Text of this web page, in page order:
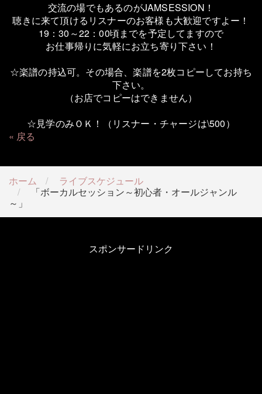
交流の場でもあるのがJAMSESSION！
聴きに来て頂けるリスナーのお客様も大歓迎ですよー！
19：30～22：00頃までを予定してますので
お仕事帰りに気軽にお立ち寄り下さい！
☆楽譜の持込可。その場合、楽譜を2枚コピーしてお持ち
下さい。
（お店でコピーはできません）
☆見学のみＯＫ！（リスナー・チャージは\500）
戻る
ホーム
ライブスケジュール
「ボーカルセッション～初心者・オールジャンル
～」
スポンサードリンク